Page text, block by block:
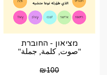
מציאון - החוברת
"صوت, كلمة, جملة"
₪100